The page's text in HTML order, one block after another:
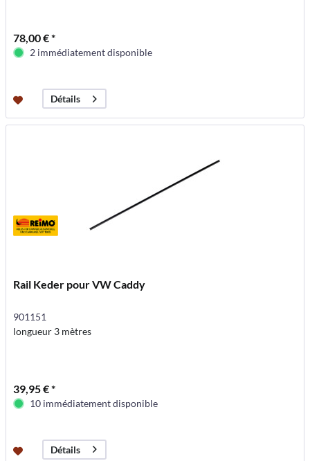
78,00 € *
2 immédiatement disponible
Détails
Rail Keder pour VW Caddy
901151
longueur 3 mètres
39,95 € *
10 immédiatement disponible
Détails